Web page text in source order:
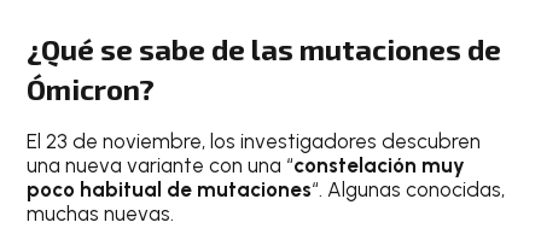
¿Qué se sabe de las mutaciones de
Ómicron?
El 23 de noviembre, los investigadores descubren
una nueva variante con una “constelación muy
poco habitual de mutaciones“. Algunas conocidas,
muchas nuevas.